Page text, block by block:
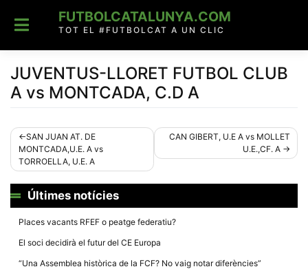
content
FUTBOLCATALUNYA.COM
TOT EL #FUTBOLCAT A UN CLIC
JUVENTUS-LLORET FUTBOL CLUB
A vs MONTCADA, C.D A
Navegació
d'entrades
SAN JUAN AT. DE
MONTCADA,U.E. A vs
TORROELLA, U.E. A
CAN GIBERT, U.E A vs MOLLET
U.E.,CF. A
Últimes notícies
Places vacants RFEF o peatge federatiu?
El soci decidirà el futur del CE Europa
“Una Assemblea històrica de la FCF? No vaig notar diferències”